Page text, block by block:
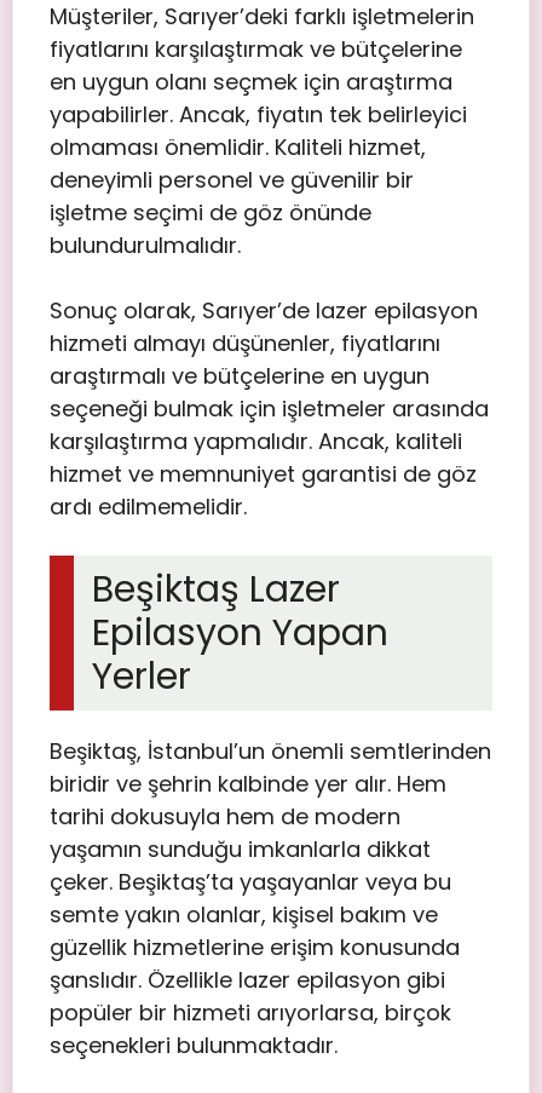
Müşteriler, Sarıyer’deki farklı işletmelerin
fiyatlarını karşılaştırmak ve bütçelerine
en uygun olanı seçmek için araştırma
yapabilirler. Ancak, fiyatın tek belirleyici
olmaması önemlidir. Kaliteli hizmet,
deneyimli personel ve güvenilir bir
işletme seçimi de göz önünde
bulundurulmalıdır.
Sonuç olarak, Sarıyer’de lazer epilasyon
hizmeti almayı düşünenler, fiyatlarını
araştırmalı ve bütçelerine en uygun
seçeneği bulmak için işletmeler arasında
karşılaştırma yapmalıdır. Ancak, kaliteli
hizmet ve memnuniyet garantisi de göz
ardı edilmemelidir.
Beşiktaş Lazer
Epilasyon Yapan
Yerler
Beşiktaş, İstanbul’un önemli semtlerinden
biridir ve şehrin kalbinde yer alır. Hem
tarihi dokusuyla hem de modern
yaşamın sunduğu imkanlarla dikkat
çeker. Beşiktaş’ta yaşayanlar veya bu
semte yakın olanlar, kişisel bakım ve
güzellik hizmetlerine erişim konusunda
şanslıdır. Özellikle lazer epilasyon gibi
popüler bir hizmeti arıyorlarsa, birçok
seçenekleri bulunmaktadır.